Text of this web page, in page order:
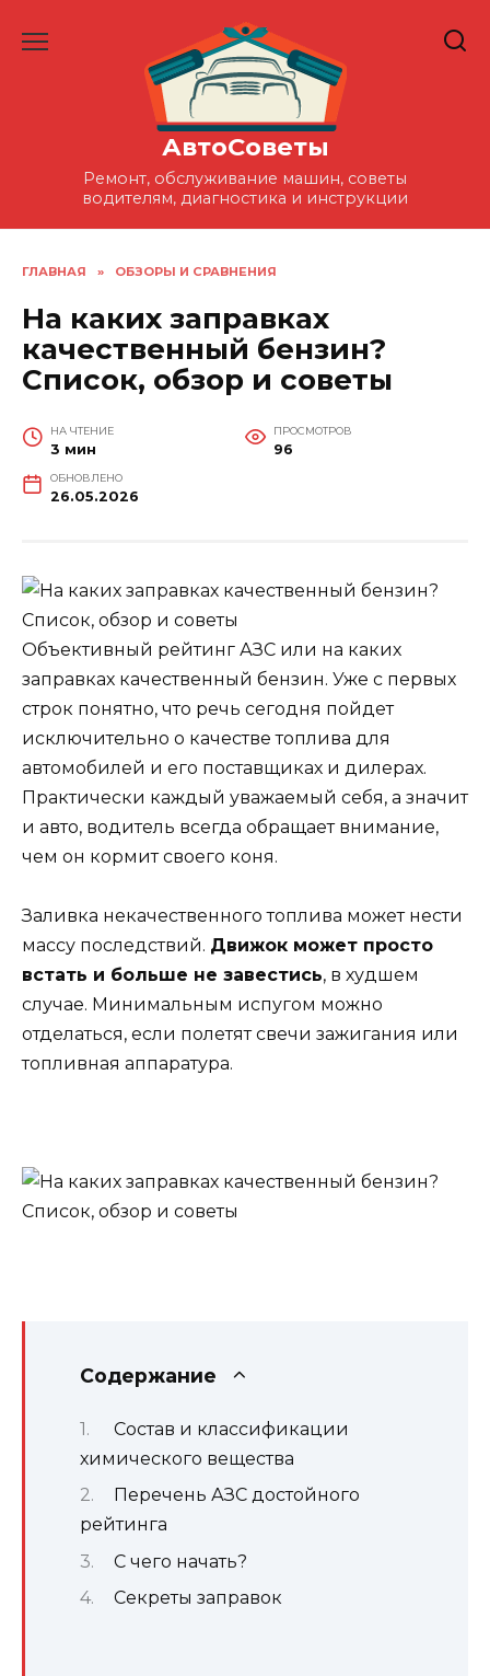
АвтоСоветы
Ремонт, обслуживание машин, советы
водителям, диагностика и инструкции
ГЛАВНАЯ » ОБЗОРЫ И СРАВНЕНИЯ
На каких заправках
качественный бензин?
Список, обзор и советы
НА ЧТЕНИЕ
3 мин
ПРОСМОТРОВ
96
ОБНОВЛЕНО
26.05.2026
Объективный рейтинг АЗС или на каких
заправках качественный бензин. Уже с первых
строк понятно, что речь сегодня пойдет
исключительно о качестве топлива для
автомобилей и его поставщиках и дилерах.
Практически каждый уважаемый себя, а значит
и авто, водитель всегда обращает внимание,
чем он кормит своего коня.
Заливка некачественного топлива может нести
массу последствий. Движок может просто
встать и больше не завестись, в худшем
случае. Минимальным испугом можно
отделаться, если полетят свечи зажигания или
топливная аппаратура.
Содержание
Состав и классификации
химического вещества
Перечень АЗС достойного
рейтинга
С чего начать?
Секреты заправок